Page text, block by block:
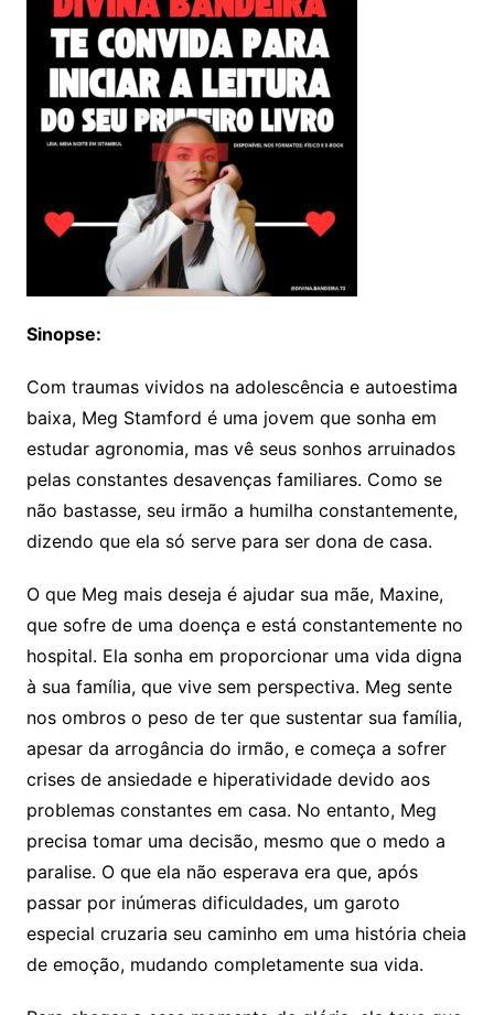
Sinopse:
Com traumas vividos na adolescência e autoestima
baixa, Meg Stamford é uma jovem que sonha em
estudar agronomia, mas vê seus sonhos arruinados
pelas constantes desavenças familiares. Como se
não bastasse, seu irmão a humilha constantemente,
dizendo que ela só serve para ser dona de casa.
O que Meg mais deseja é ajudar sua mãe, Maxine,
que sofre de uma doença e está constantemente no
hospital. Ela sonha em proporcionar uma vida digna
à sua família, que vive sem perspectiva. Meg sente
nos ombros o peso de ter que sustentar sua família,
apesar da arrogância do irmão, e começa a sofrer
crises de ansiedade e hiperatividade devido aos
problemas constantes em casa. No entanto, Meg
precisa tomar uma decisão, mesmo que o medo a
paralise. O que ela não esperava era que, após
passar por inúmeras dificuldades, um garoto
especial cruzaria seu caminho em uma história cheia
de emoção, mudando completamente sua vida.